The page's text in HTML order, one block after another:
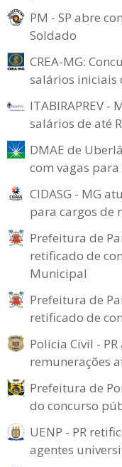
PM - SP abre
Soldado
CREA-MG:
salários iniciais
ITABIRAPREV
salários de até
DMAE de
com vagas
CIDASG - MG
para cargos de
Prefeitura de
retificado de
Municipal
Prefeitura de
retificado de
Polícia Civil -
remunerações
Prefeitura de
do concurso
UENP - PR
agentes